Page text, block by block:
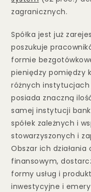
zagranicznych.
Spółka jest już
poszukuje
formie
pieniędzy pomiędzy
różnych instytucjach
posiada znaczną
samej instytucji
spółek zależnych i
stowarzyszonych i
Obszar ich działania
finansowym,
formy usług i
inwestycyjne i